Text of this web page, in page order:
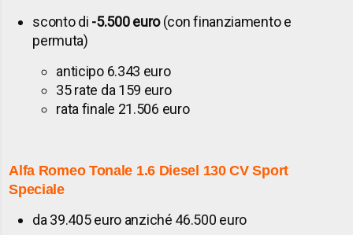
sconto di -5.500 euro(con finanziamento e
permuta)
anticipo 6.343 euro
35 rate da 159 euro
rata finale 21.506 euro
Alfa Romeo Tonale 1.6 Diesel 130 CV Sport
Speciale
da 39.405 euro anziché 46.500 euro